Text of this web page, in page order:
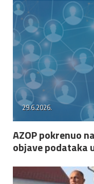
29.6.2026.
AZOP pokrenuo
objave podataka